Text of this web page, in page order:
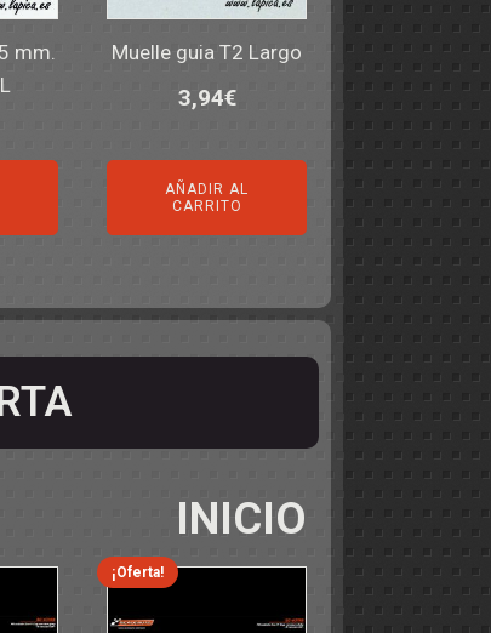
mm.
Muelle guia T2 Largo
3,94€
AÑADIR AL
CARRITO
INICIO
¡Oferta!